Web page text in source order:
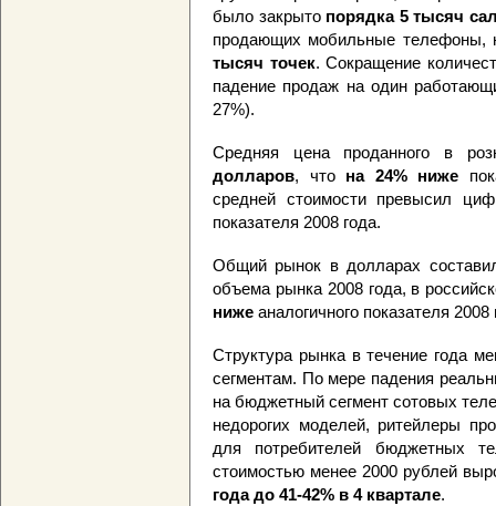
было закрыто порядка 5 тысяч
продающих мобильные телефоны,
тысяч точек. Сокращение
падение продаж на один
27%).
Средняя цена проданного в
долларов, что на 24% ниже
средней стоимости превысил
показателя 2008 года.
Общий рынок в долларах
объема рынка 2008 года, в
ниже аналогичного показателя 2008
Структура рынка в течение года
сегментам. По мере падения
на бюджетный сегмент сотовых
недорогих моделей, ритейлеры
для потребителей бюджетных
стоимостью менее 2000 рублей
года до 41-42% в 4 квартале.